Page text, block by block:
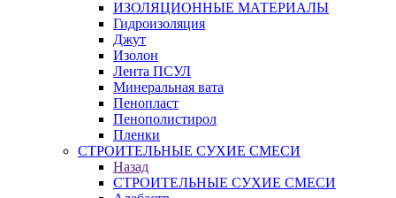
ИЗОЛЯЦИОННЫЕ МАТЕРИАЛЫ
Гидроизоляция
Джут
Изолон
Лента ПСУЛ
Минеральная вата
Пенопласт
Пенополистирол
Пленки
СТРОИТЕЛЬНЫЕ СУХИЕ СМЕСИ
Назад
СТРОИТЕЛЬНЫЕ СУХИЕ СМЕСИ